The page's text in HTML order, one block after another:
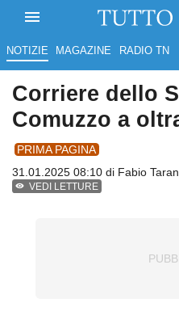
NOTIZIE MAGAZINE RADIO TN
Corriere dello
Comuzzo a
PRIMA PAGINA
31.01.2025 08:10 di Fabio
VEDI LETTURE